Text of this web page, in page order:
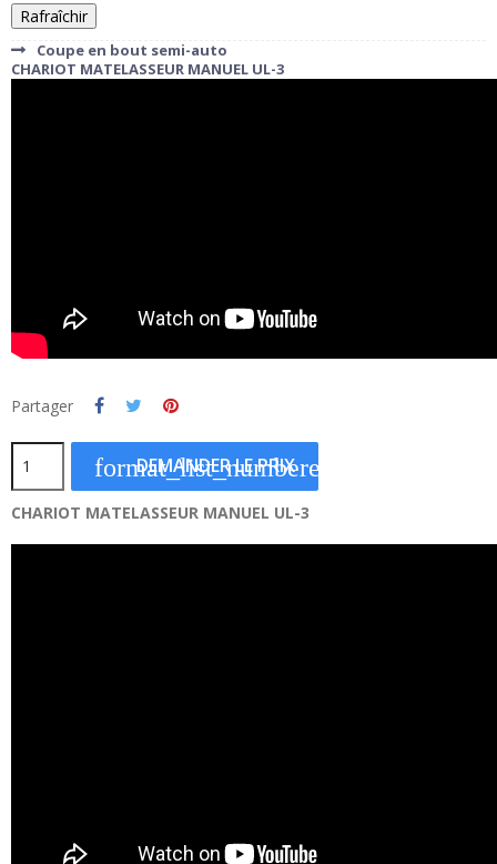
Coupe en bout semi-auto
CHARIOT MATELASSEUR MANUEL UL-3
Partager
format_list_numbered
DEMANDER LE PRIX
CHARIOT MATELASSEUR MANUEL UL-3